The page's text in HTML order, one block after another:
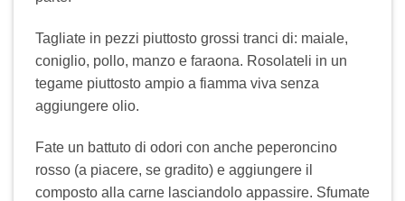
Tagliate in pezzi piuttosto grossi tranci di: maiale,
coniglio, pollo, manzo e faraona. Rosolateli in un
tegame piuttosto ampio a fiamma viva senza
aggiungere olio.
Fate un battuto di odori con anche peperoncino
rosso (a piacere, se gradito) e aggiungere il
composto alla carne lasciandolo appassire. Sfumate